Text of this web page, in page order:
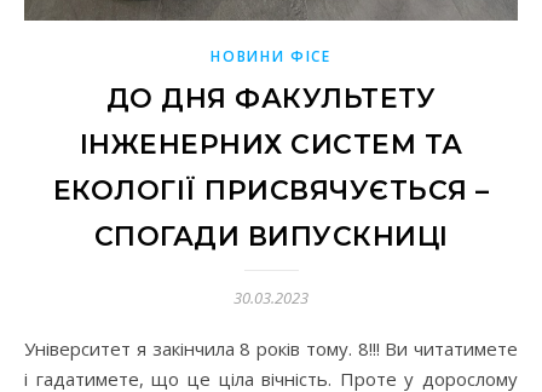
НОВИНИ ФІСЕ
ДО ДНЯ ФАКУЛЬТЕТУ
ІНЖЕНЕРНИХ СИСТЕМ ТА
ЕКОЛОГІЇ ПРИСВЯЧУЄТЬСЯ –
СПОГАДИ ВИПУСКНИЦІ
30.03.2023
Університет я закінчила 8 років тому. 8!!! Ви читатимете
і гадатимете, що це ціла вічність. Проте у дорослому